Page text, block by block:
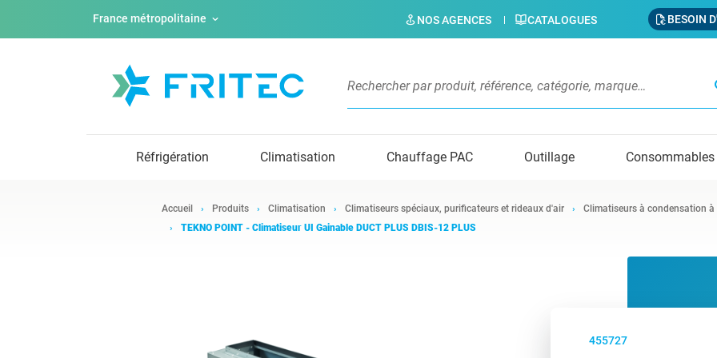
France métropolitaine NOS AGENCES CATALOGUES BESOIN
Réfrigération Climatisation Chauffage PAC Outillage Consommables
Accueil Produits Climatisation Climatiseurs spéciaux, purificateurs et rideaux d'air
Climatiseurs à condensation à
TEKNO POINT - Climatiseur UI Gainable DUCT PLUS DBIS-12 PLUS
455727